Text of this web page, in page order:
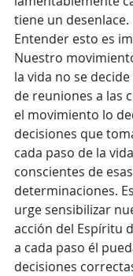
tiene un desenlace.
Entender esto es
Nuestro
la vida no se
de reuniones a las
el movimiento lo
decisiones que
cada paso de la
conscientes de esas
determinaciones.
urge sensibilizar
acción del Espíritu
a cada paso él
decisiones